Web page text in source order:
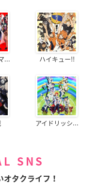
... ハイキュー!!
アイドリッシ...
SNS
オタクライフ！